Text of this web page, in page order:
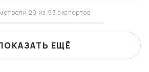
полная автономность
20 из 93 экспертов
ЕЩЁ